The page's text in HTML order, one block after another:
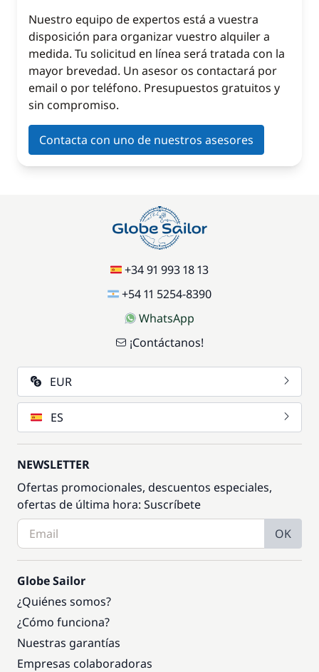
Nuestro equipo de expertos está a vuestra
disposición para organizar vuestro alquiler a
medida. Tu solicitud en línea será tratada con la
mayor brevedad. Un asesor os contactará por
email o por teléfono. Presupuestos gratuitos y
sin compromiso.
Contacta con uno de nuestros asesores
+34 91 993 18 13
+54 11 5254-8390
WhatsApp
¡Contáctanos!
EUR
ES
NEWSLETTER
Ofertas promocionales, descuentos especiales,
ofertas de última hora: Suscríbete
OK
Globe Sailor
¿Quiénes somos?
¿Cómo funciona?
Nuestras garantías
Empresas colaboradoras